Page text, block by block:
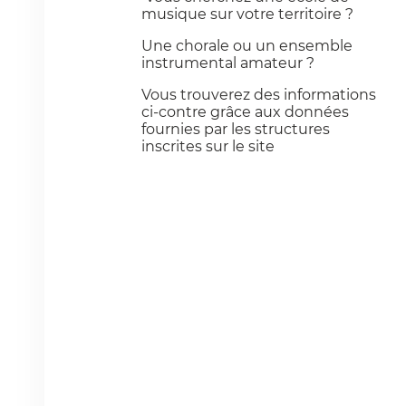
musique sur votre territoire ?
Une chorale ou un ensemble
instrumental amateur ?
Vous trouverez des informations
ci-contre grâce aux données
fournies par les structures
inscrites sur le site